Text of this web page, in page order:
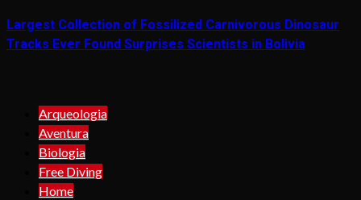
Largest Collection of Fossilized Carnivorous Dinosaur
Tracks Ever Found Surprises Scientists in Bolivia
Arqueologia
Aventura
Biologia
Free Diving
Home